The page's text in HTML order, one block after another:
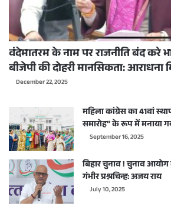
वंदेमातरम के नाम पर राजनीति बंद करे
बीजेपी की दोहरी मानसिकता: आराधना
December 22, 2025
महिला कांग्रेस का 41वां
समारोह” के रूप में मनाया
September 16, 2025
बिहार चुनाव ! चुनाव
गंभीर प्रश्नचिन्ह: अजय राय
July 10, 2025